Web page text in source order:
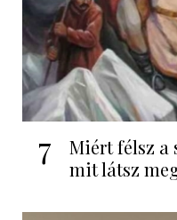
7
Miért félsz a
mit látsz